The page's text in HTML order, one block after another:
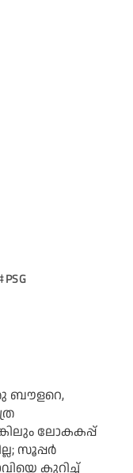
PSG
ലോകകപ്പ്
സൂപ്പര്‍
കുറിച്ച്